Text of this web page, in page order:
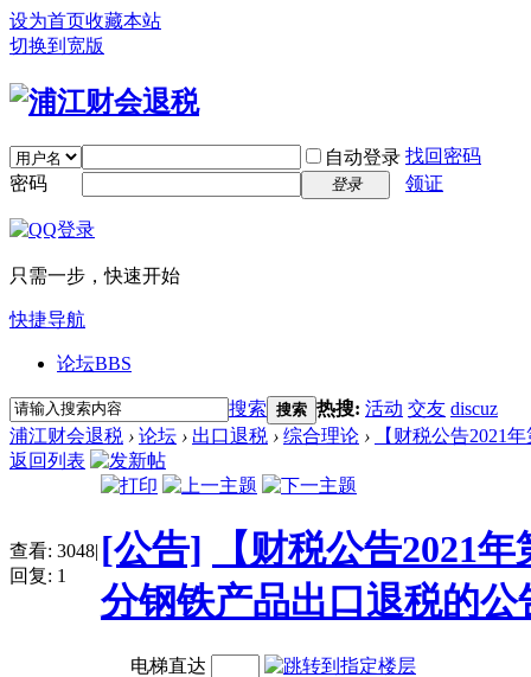
设为首页收藏本站
切换到宽版
自动登录 找回密码
密码
登录 领证
只需一步，快速开始
快捷导航
论坛BBS
搜索 搜索 热搜: 活动 交友 discuz
浦江财会退税 › 论坛 › 出口退税 › 综合理论 ›
【财税公告2021
返回列表
查看: 3048|
回复: 1
[公告]
【财税公告2021
分钢铁产品出口退税的公
电梯直达